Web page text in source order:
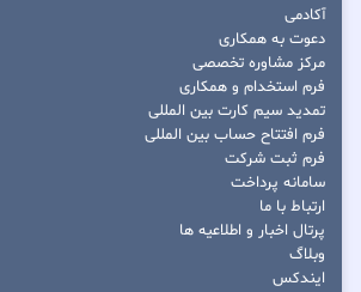
آکادمی
دعوت به همکاری
مرکز مشاوره تخصصی
فرم استخدام و همکاری
تمدید سیم کارت بین المللی
فرم افتتاح حساب بین المللی
فرم ثبت شرکت
سامانه پرداخت
ارتباط با ما
پرتال اخبار و اطلاعیه ها
وبلاگ
ایندکس